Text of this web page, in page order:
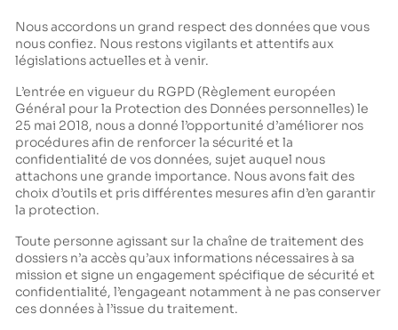
Nous accordons un grand respect des données que vous
nous confiez. Nous restons vigilants et attentifs aux
législations actuelles et à venir.
L’entrée en vigueur du RGPD (Règlement européen
Général pour la Protection des Données personnelles) le
25 mai 2018, nous a donné l’opportunité d’améliorer nos
procédures afin de renforcer la sécurité et la
confidentialité de vos données, sujet auquel nous
attachons une grande importance. Nous avons fait des
choix d’outils et pris différentes mesures afin d’en garantir
la protection.
Toute personne agissant sur la chaîne de traitement des
dossiers n’a accès qu’aux informations nécessaires à sa
mission et signe un engagement spécifique de sécurité et
confidentialité, l’engageant notamment à ne pas conserver
ces données à l’issue du traitement.